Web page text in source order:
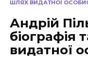
ШЛЯХ ВИДАТНОЇ
Андрій
біографія
видатної